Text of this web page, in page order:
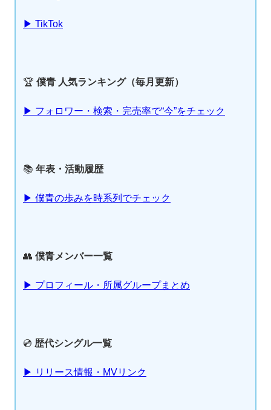
▶ TikTok
🏆 僕青 人気ランキング（毎月更新）
▶ フォロワー・検索・完売率で“今”をチェック
📚 年表・活動履歴
▶ 僕青の歩みを時系列でチェック
👥 僕青メンバー一覧
▶ プロフィール・所属グループまとめ
💿 歴代シングル一覧
▶ リリース情報・MVリンク